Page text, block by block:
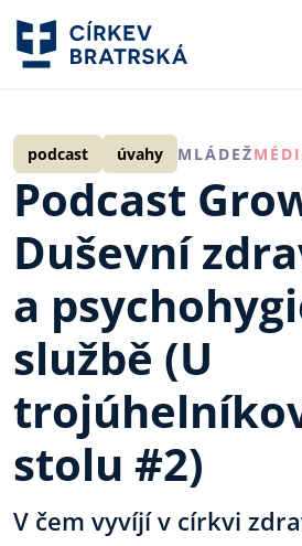
podcast úvahy MLÁDEŽ
Podcast
Duševní
a
službě (U
stolu #2)
V čem vyvíjí v církvi